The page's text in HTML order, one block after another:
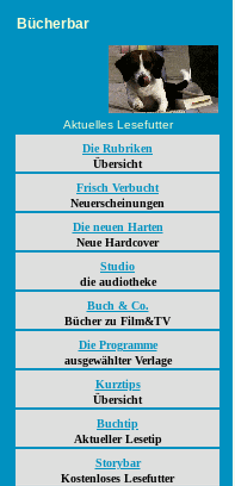
Bücherbar
Aktuelles Lesefutter
Die Rubriken
Übersicht
Frisch Verbucht
Neuerscheinungen
Die neuen Harten
Neue Hardcover
Studio
die audiotheke
Buch & Co.
Bücher zu Film&TV
Die Programme
ausgewählter Verlage
Kurztips
Übersicht
Buchtip
Aktueller Lesetip
Storybar
Kostenloses Lesefutter